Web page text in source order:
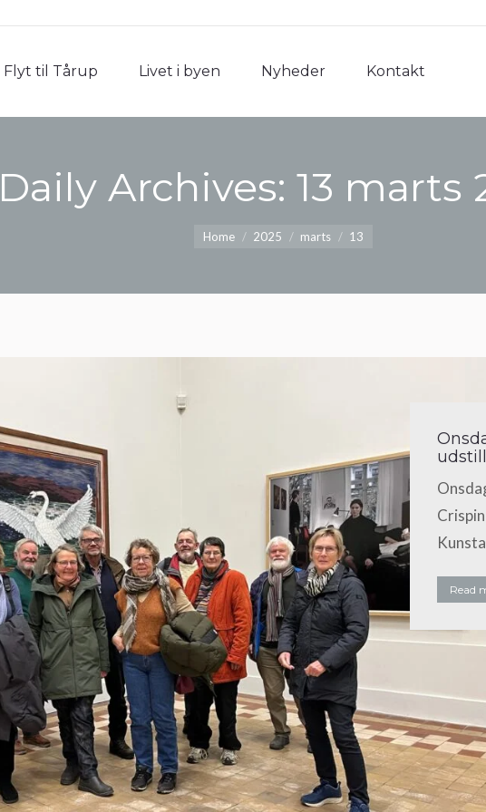
Flyt til Tårup Livet i byen Nyheder Kontakt
Daily Archives: 13 marts
Home 2025 marts 13
Read
Flyt til Tårup Livet i byen Nyheder Kontakt